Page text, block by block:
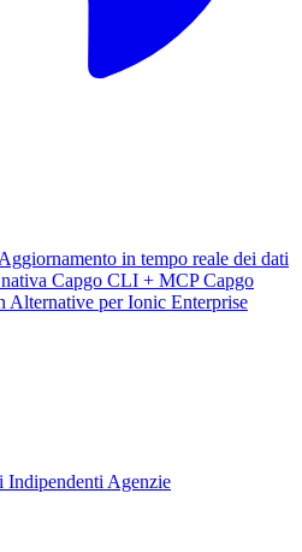
Aggiornamento in tempo reale dei dati
Capgo CLI + MCPCapgo
Alternative per Ionic Enterprise
Indipendenti Agenzie